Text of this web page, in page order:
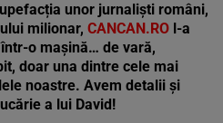
unor jurnaliști români,
milionar, CANCAN.RO l-a
o mașină… de vară,
doar una dintre cele mai
noastre. Avem detalii și
a lui David!